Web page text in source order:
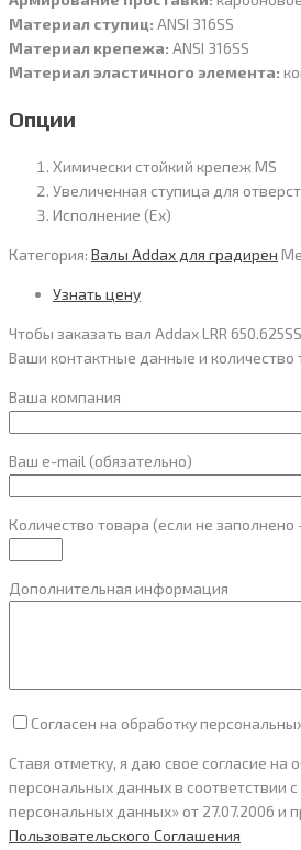
Материал ступиц: ANSI 316SS
Материал крепежа: ANSI 316SS
Материал эластичного элемента:
Опции
Химически стойкий крепеж MS
Увеличенная ступица для
Исполнение (Ex)
Категория: Валы Addax для градирен
Узнать цену
Чтобы заказать вал Addax LRR
Ваши контактные данные и количество
Ваша компания
Ваш e-mail (обязательно)
Количество товара (если не заполнено
Дополнительная информация
Согласен на обработку
Ставя отметку, я даю свое согласие на
персональных данных в соответствии
персональных данных» от 27.07.2006 и
Пользовательского Cоглашения